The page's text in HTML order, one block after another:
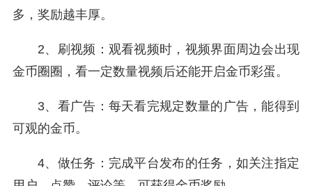
多，奖励越丰厚。
2、刷视频：观看视频时，视频界面周边会出现
金币圈圈，看一定数量视频后还能开启金币彩蛋。
3、看广告：每天看完规定数量的广告，能得到
可观的金币。
4、做任务：完成平台发布的任务，如关注指定